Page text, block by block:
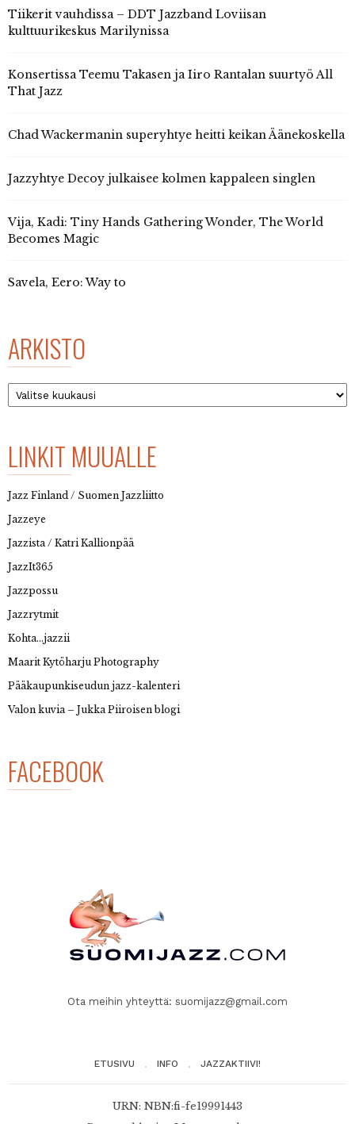
Tiikerit vauhdissa – DDT Jazzband Loviisan
kulttuurikeskus Marilynissa
Konsertissa Teemu Takasen ja Iiro Rantalan suurtyö All
That Jazz
Chad Wackermanin superyhtye heitti keikan Äänekoskella
Jazzyhtye Decoy julkaisee kolmen kappaleen singlen
Vija, Kadi: Tiny Hands Gathering Wonder, The World
Becomes Magic
Savela, Eero: Way to
ARKISTO
Arkisto
LINKIT MUUALLE
Jazz Finland / Suomen Jazzliitto
Jazzeye
Jazzista / Katri Kallionpää
JazzIt365
Jazzpossu
Jazzrytmit
Kohta…jazzii
Maarit Kytöharju Photography
Pääkaupunkiseudun jazz-kalenteri
Valon kuvia – Jukka Piiroisen blogi
FACEBOOK
Ota meihin yhteyttä: suomijazz@gmail.com
ETUSIVU INFO JAZZAKTIIVI!
URN: NBN:fi-fe19991443